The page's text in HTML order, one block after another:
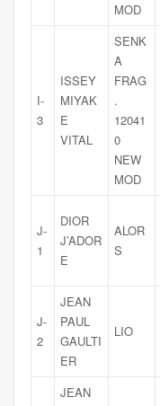
MOD
I-
3
ISSEY
MIYAK
E
VITAL
SENK
A
FRAG
.
12041
0
NEW
MOD
J-
1
DIOR
J’ADOR
E
ALOR
S
J-
2
JEAN
PAUL
GAULTI
ER
LIO
JEAN